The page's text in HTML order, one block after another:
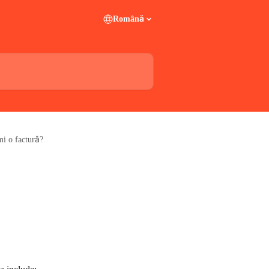
Română
o factură?